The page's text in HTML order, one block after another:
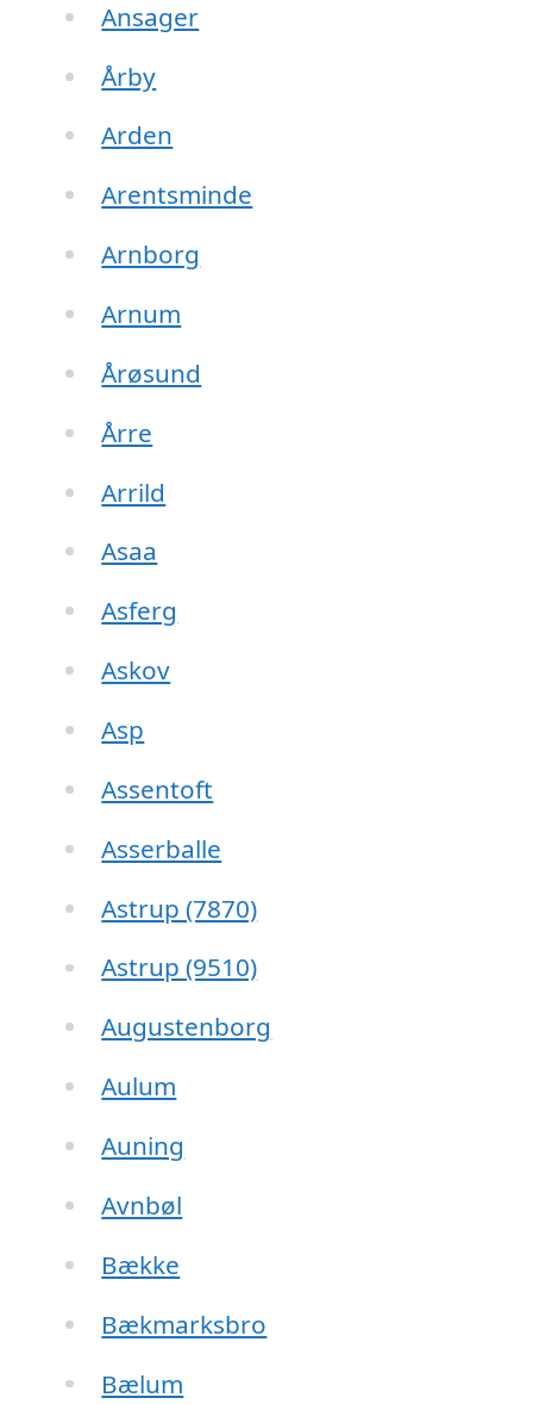
Ansager
Årby
Arden
Arentsminde
Arnborg
Arnum
Årøsund
Årre
Arrild
Asaa
Asferg
Askov
Asp
Assentoft
Asserballe
Astrup (7870)
Astrup (9510)
Augustenborg
Aulum
Auning
Avnbøl
Bække
Bækmarksbro
Bælum